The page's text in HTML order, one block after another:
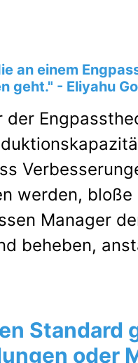
an einem
geht." - Eliyahu
der
werden,
Manager
beheben,
Standard
oder